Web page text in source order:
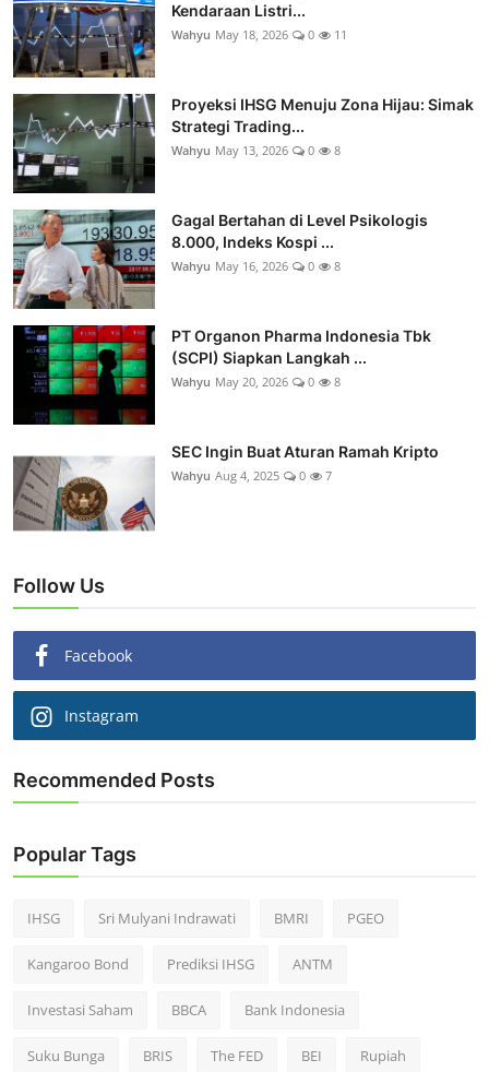
Kendaraan Listri...
Wahyu May 18, 2026 0 11
Proyeksi IHSG Menuju Zona Hijau: Simak
Strategi Trading...
Wahyu May 13, 2026 0 8
Gagal Bertahan di Level Psikologis
8.000, Indeks Kospi ...
Wahyu May 16, 2026 0 8
PT Organon Pharma Indonesia Tbk
(SCPI) Siapkan Langkah ...
Wahyu May 20, 2026 0 8
SEC Ingin Buat Aturan Ramah Kripto
Wahyu Aug 4, 2025 0 7
Follow Us
Facebook
Instagram
Recommended Posts
Popular Tags
IHSG Sri Mulyani Indrawati BMRI PGEO
Kangaroo Bond Prediksi IHSG ANTM
Investasi Saham BBCA Bank Indonesia
Suku Bunga BRIS The FED BEI Rupiah